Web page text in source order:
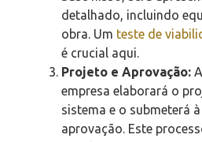
detalhado, incluindo
obra. Um teste de
é crucial aqui.
Projeto e Aprovação:
empresa elaborará o
sistema e o submeterá
aprovação. Este